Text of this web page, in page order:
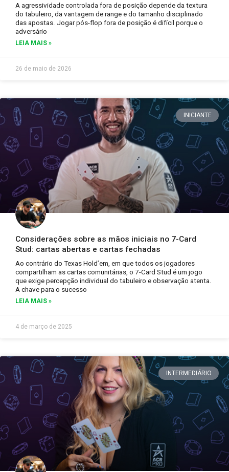
A agressividade controlada fora de posição depende da textura
do tabuleiro, da vantagem de range e do tamanho disciplinado
das apostas. Jogar pós-flop fora de posição é difícil porque o
adversário
LEIA MAIS »
26 de maio de 2026
INICIANTE
Considerações sobre as mãos iniciais no 7-Card
Stud: cartas abertas e cartas fechadas
Ao contrário do Texas Hold’em, em que todos os jogadores
compartilham as cartas comunitárias, o 7-Card Stud é um jogo
que exige percepção individual do tabuleiro e observação atenta.
A chave para o sucesso
LEIA MAIS »
4 de março de 2025
INTERMEDIÁRIO